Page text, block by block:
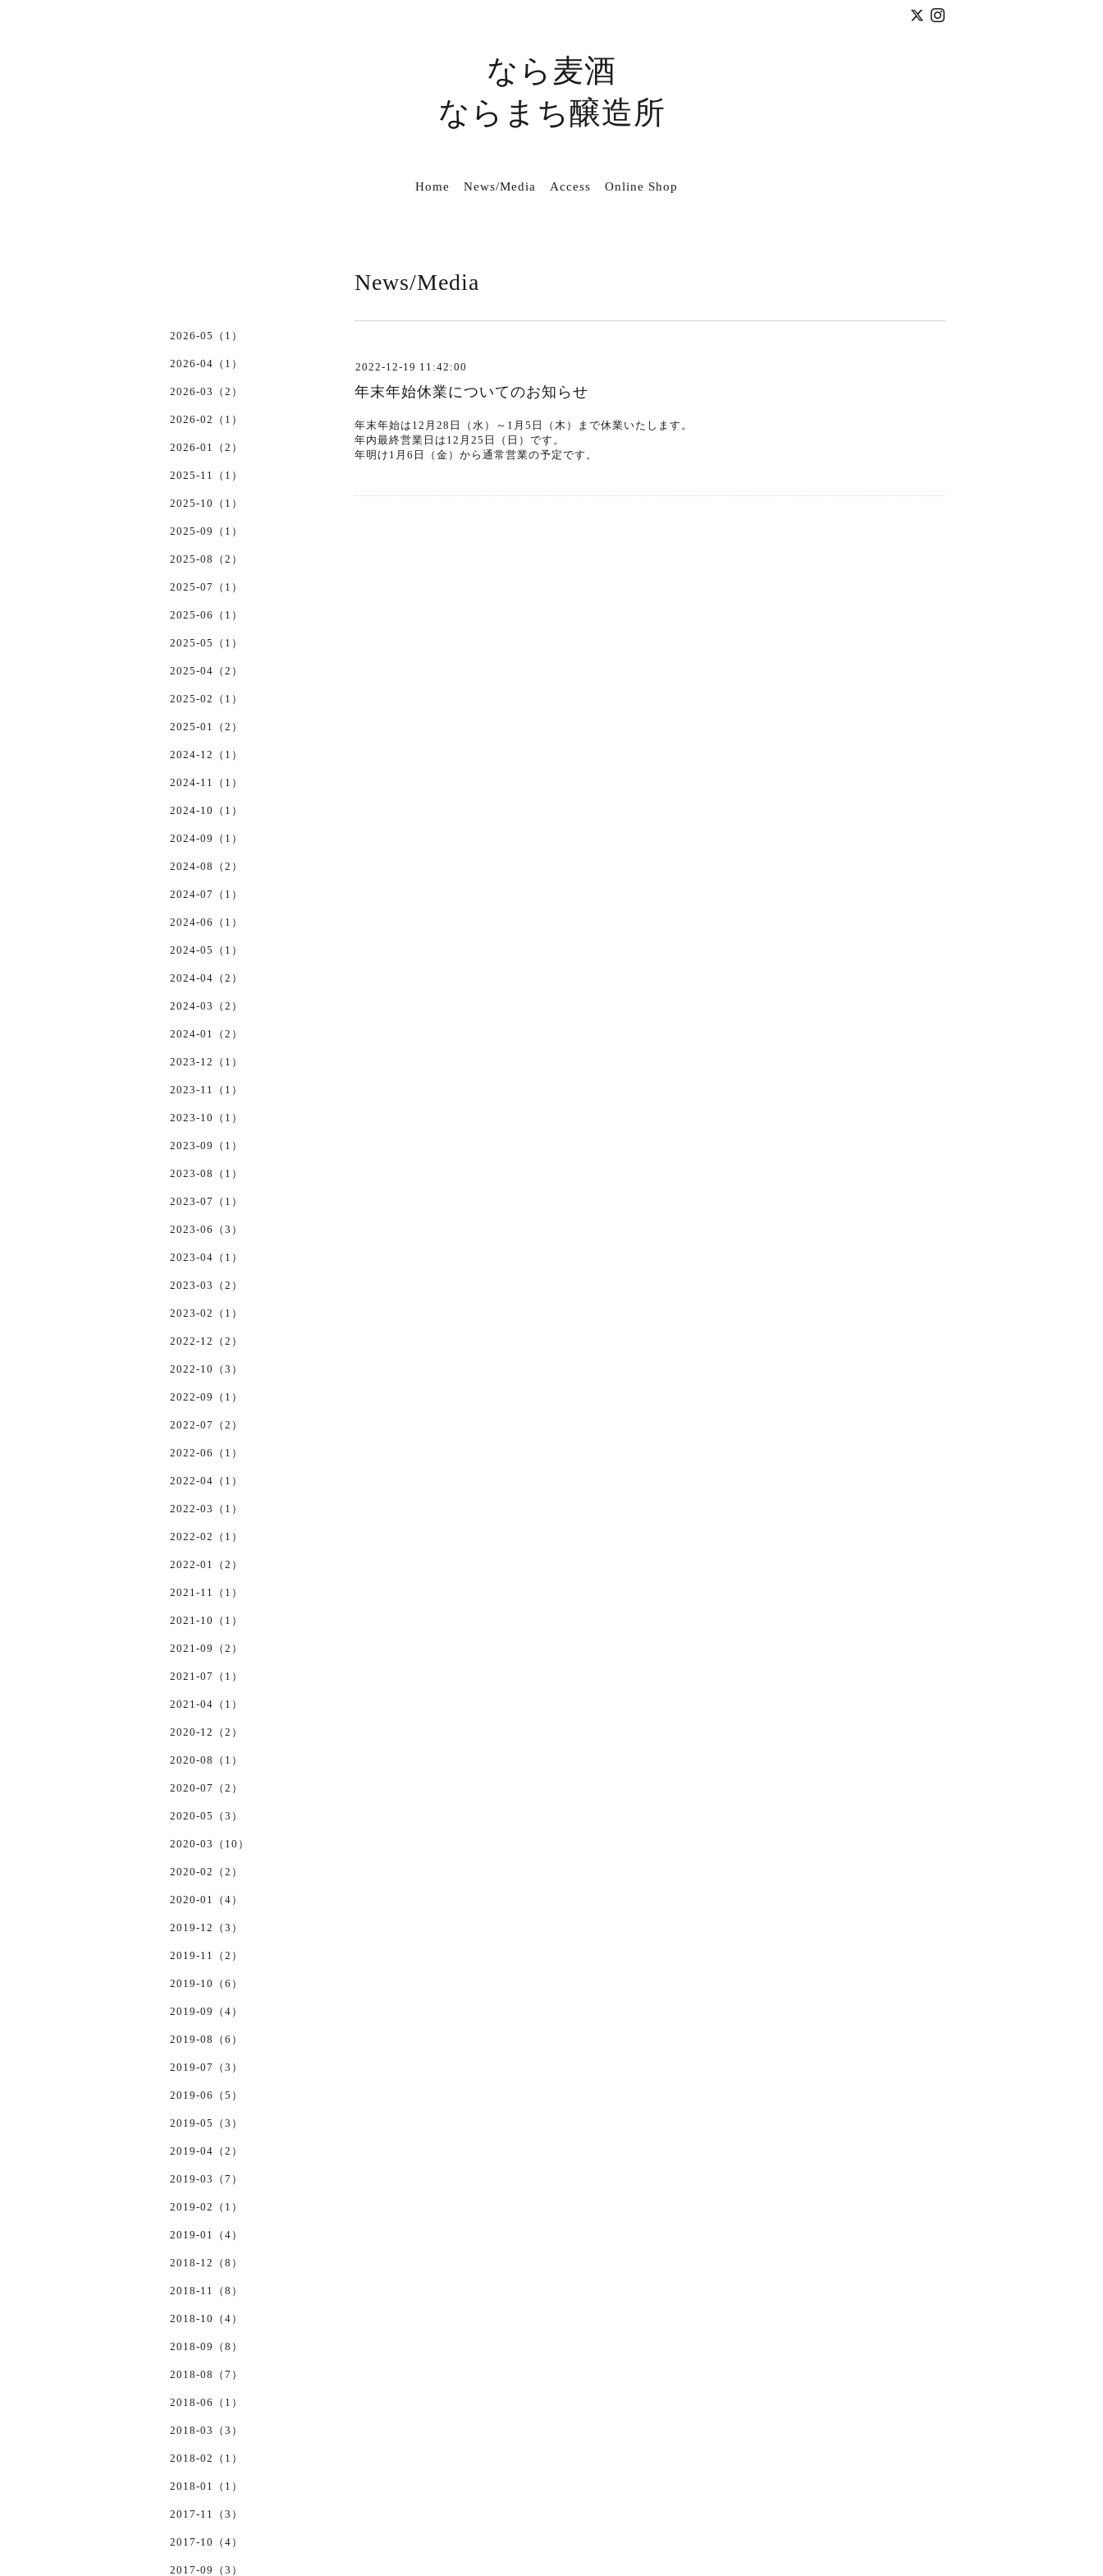
なら麦酒
ならまち醸造所
Home News/Media Access Online Shop
News/Media
2022-12-19 11:42:00
年末年始休業についてのお知らせ
年末年始は12月28日（水）～1月5日（木）まで休業いたします。
年内最終営業日は12月25日（日）です。
年明け1月6日（金）から通常営業の予定です。
2026-05（1）
2026-04（1）
2026-03（2）
2026-02（1）
2026-01（2）
2025-11（1）
2025-10（1）
2025-09（1）
2025-08（2）
2025-07（1）
2025-06（1）
2025-05（1）
2025-04（2）
2025-02（1）
2025-01（2）
2024-12（1）
2024-11（1）
2024-10（1）
2024-09（1）
2024-08（2）
2024-07（1）
2024-06（1）
2024-05（1）
2024-04（2）
2024-03（2）
2024-01（2）
2023-12（1）
2023-11（1）
2023-10（1）
2023-09（1）
2023-08（1）
2023-07（1）
2023-06（3）
2023-04（1）
2023-03（2）
2023-02（1）
2022-12（2）
2022-10（3）
2022-09（1）
2022-07（2）
2022-06（1）
2022-04（1）
2022-03（1）
2022-02（1）
2022-01（2）
2021-11（1）
2021-10（1）
2021-09（2）
2021-07（1）
2021-04（1）
2020-12（2）
2020-08（1）
2020-07（2）
2020-05（3）
2020-03（10）
2020-02（2）
2020-01（4）
2019-12（3）
2019-11（2）
2019-10（6）
2019-09（4）
2019-08（6）
2019-07（3）
2019-06（5）
2019-05（3）
2019-04（2）
2019-03（7）
2019-02（1）
2019-01（4）
2018-12（8）
2018-11（8）
2018-10（4）
2018-09（8）
2018-08（7）
2018-06（1）
2018-03（3）
2018-02（1）
2018-01（1）
2017-11（3）
2017-10（4）
2017-09（3）